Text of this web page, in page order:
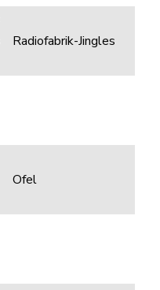
Radiofabrik-Jingles
Ofel